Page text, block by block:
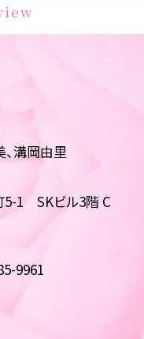
溝岡由里
5-1 SKビル3階 C
9961